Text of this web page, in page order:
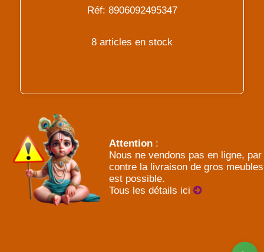
Réf: 8906092495347
8 articles en stock
Attention :
Nous ne vendons pas en ligne, par
contre la livraison de gros meubles
est possible.
Tous les détails ici